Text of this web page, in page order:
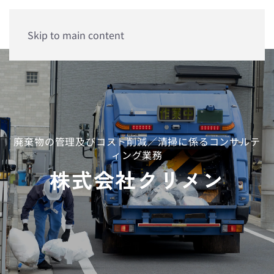
Skip to main content
廃棄物の管理及びコスト削減／清掃に係るコンサルテ
ィング業務
株式会社クリメン